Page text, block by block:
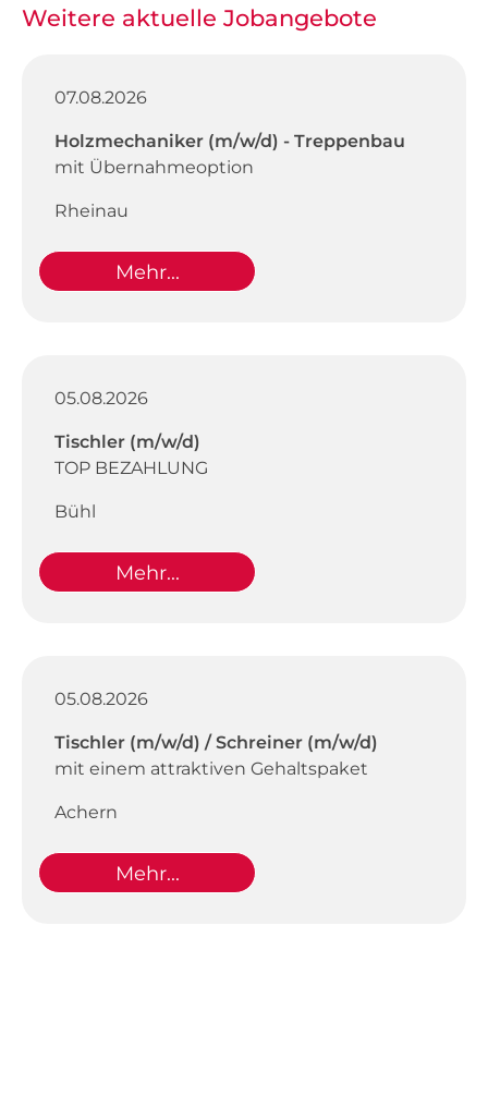
Weitere aktuelle Jobangebote
07.08.2026
Holzmechaniker (m/w/d) - Treppenbau
mit Übernahmeoption
Rheinau
Mehr...
05.08.2026
Tischler (m/w/d)
TOP BEZAHLUNG
Bühl
Mehr...
05.08.2026
Tischler (m/w/d) / Schreiner (m/w/d)
mit einem attraktiven Gehaltspaket
Achern
Mehr...